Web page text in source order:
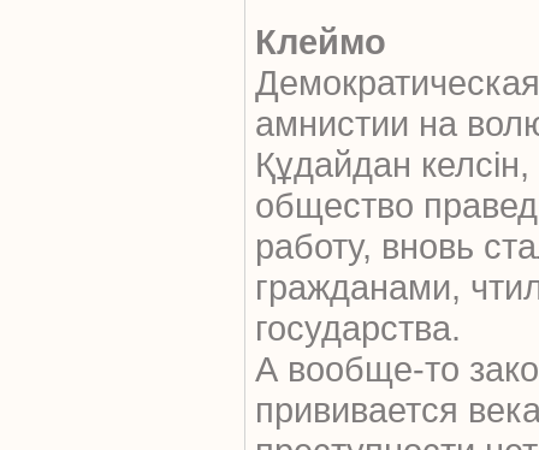
Клеймо
амнистии на
Құдайдан
общество
работу, вновь
гражданами,
государства.
А вообще-то
прививается